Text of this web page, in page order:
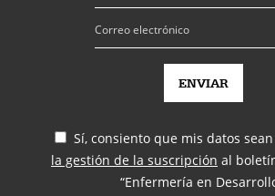
Sí, consiento que mis datos
la gestión de la suscripción al
“Enfermería en